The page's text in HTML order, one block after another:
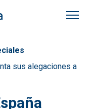
de
sus alegaciones a